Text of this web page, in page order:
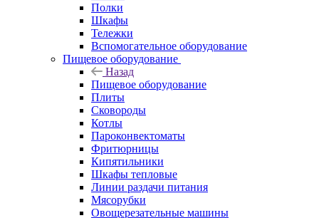
Полки
Шкафы
Тележки
Вспомогательное оборудование
Пищевое оборудование
Назад
Пищевое оборудование
Плиты
Сковороды
Котлы
Пароконвектоматы
Фритюрницы
Кипятильники
Шкафы тепловые
Линии раздачи питания
Мясорубки
Овощерезательные машины